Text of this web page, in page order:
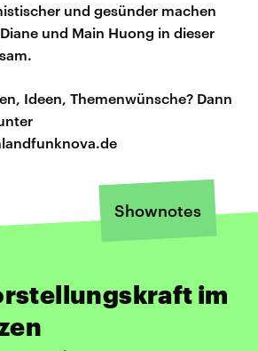
und gesünder machen
und Main Huong in dieser
Ideen, Themenwünsche? Dann
Shownotes
im